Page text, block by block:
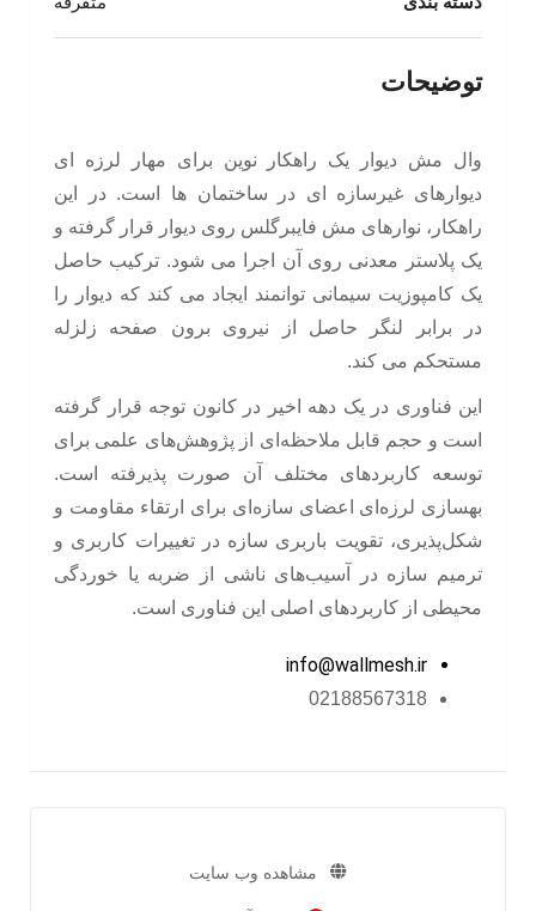
توضیحات
وال مش دیوار یک راهکار نوین برای مهار لرزه ای
دیوارهای غیرسازه ای در ساختمان ها است. در این
راهکار، نوارهای مش فایبرگلس روی دیوار قرار گرفته و
یک پلاستر معدنی روی آن اجرا می­ شود. ترکیب حاصل
یک کامپوزیت سیمانی توانمند ایجاد می­ کند که دیوار را
در برابر لنگر حاصل از نیروی برون صفحه زلزله
مستحکم می­ کند.
این فناوری در یک دهه اخیر در کانون توجه قرار گرفته
است و حجم قابل ملاحظه‌ای از پژوهش‌های علمی برای
توسعه کاربردهای مختلف آن صورت پذیرفته است.
بهسازی لرزه‌ای اعضای سازه‌ای برای ارتقاء مقاومت و
شکل‌پذیری، تقویت باربری سازه در تغییرات کاربری و
ترمیم سازه در آسیب‌های ناشی از ضربه یا خوردگی
محیطی از کاربردهای اصلی این فناوری است.
info@wallmesh.ir
02188567318
مشاهده وب سایت